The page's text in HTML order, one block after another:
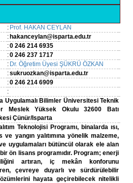
: Prof. HAKAN CEYLAN
: hakanceylan@isparta.edu.tr
:0 246 214 6935
:0 246 237 1717
: Dr. Öğretim Üyesi ŞÜKRÜ ÖZKAN
:sukruozkan@isparta.edu.tr
:0 246 214 6909
:
Uygulamalı Bilimler Üniversitesi Teknik
Meslek Yüksek Okulu 32600 Batı
Çünür/Isparta
Teknolojisi Programı, binalarda ısı,
ve yangın yalıtımına yönelik malzeme,
uygulamaları bütüncül olarak ele alan
ön lisans programıdır. Program; enerji
artıran, iç mekân konforunu
çevreye duyarlı ve sürdürülebilir
hayata geçirebilecek nitelikli